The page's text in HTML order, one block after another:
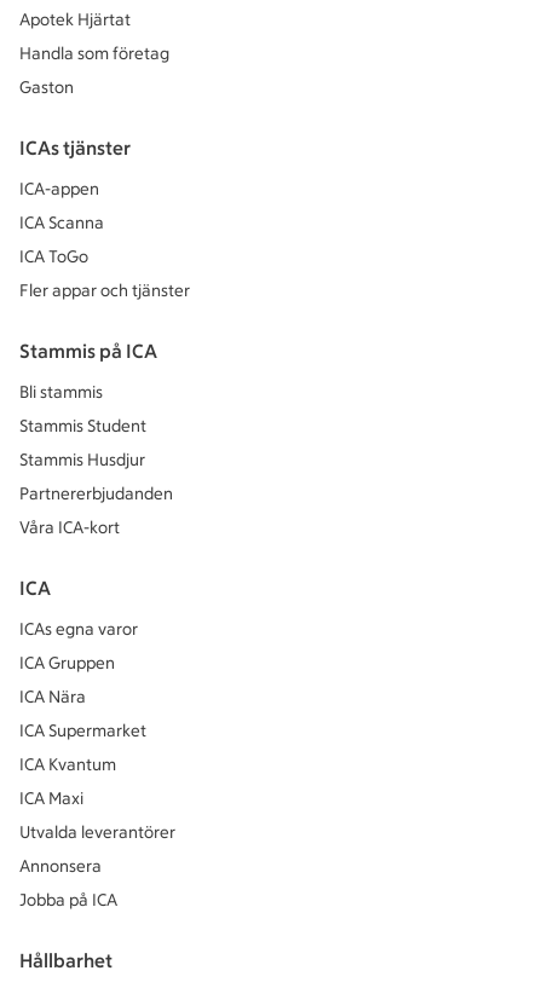
Apotek Hjärtat
Handla som företag
Gaston
ICAs tjänster
ICA-appen
ICA Scanna
ICA ToGo
Fler appar och tjänster
Stammis på ICA
Bli stammis
Stammis Student
Stammis Husdjur
Partnererbjudanden
Våra ICA-kort
ICA
ICAs egna varor
ICA Gruppen
ICA Nära
ICA Supermarket
ICA Kvantum
ICA Maxi
Utvalda leverantörer
Annonsera
Jobba på ICA
Hållbarhet